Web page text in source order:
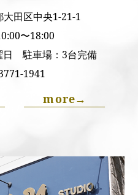
田区中央1-21-1
〜18:00
日 駐車場：3台完備
1941
more→